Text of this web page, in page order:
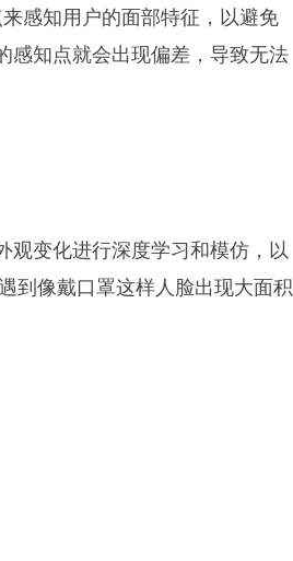
感知用户的面部特征，以避免
感知点就会出现偏差，导致无法
观变化进行深度学习和模仿，以
到像戴口罩这样人脸出现大面积